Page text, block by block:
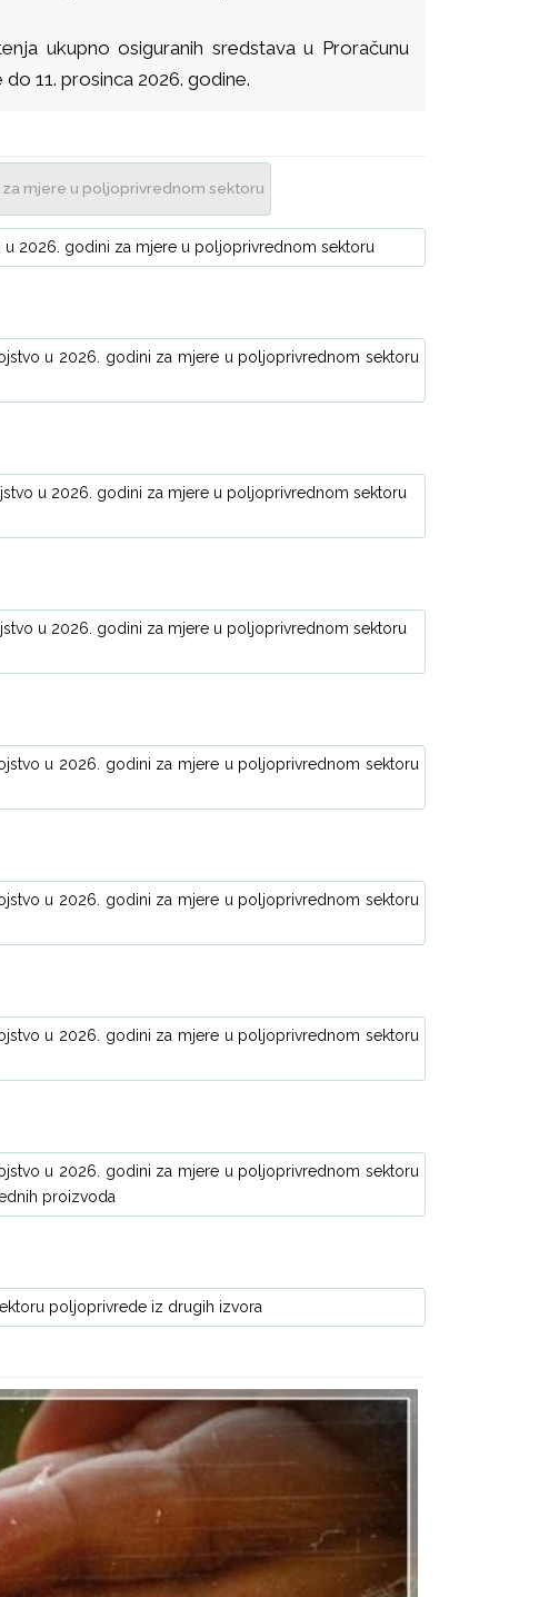
ukupno osiguranih sredstava u Proračunu
11. prosinca 2026. godine.
mjere u poljoprivrednom sektoru
2026. godini za mjere u poljoprivrednom sektoru
u 2026. godini za mjere u poljoprivrednom sektoru
u 2026. godini za mjere u poljoprivrednom sektoru
u 2026. godini za mjere u poljoprivrednom sektoru
u 2026. godini za mjere u poljoprivrednom sektoru
u 2026. godini za mjere u poljoprivrednom sektoru
u 2026. godini za mjere u poljoprivrednom sektoru
u 2026. godini za mjere u poljoprivrednom sektoru
proizvoda
poljoprivrede iz drugih izvora